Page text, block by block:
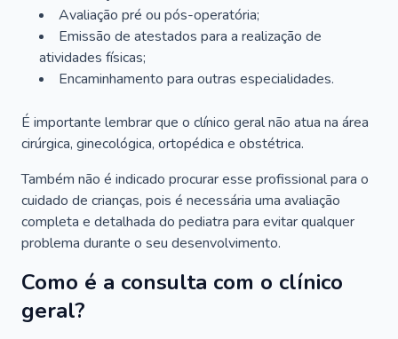
Avaliação pré ou pós-operatória;
Emissão de atestados para a realização de
atividades físicas;
Encaminhamento para outras especialidades.
É importante lembrar que o clínico geral não atua na área
cirúrgica, ginecológica, ortopédica e obstétrica.
Também não é indicado procurar esse profissional para o
cuidado de crianças, pois é necessária uma avaliação
completa e detalhada do pediatra para evitar qualquer
problema durante o seu desenvolvimento.
Como é a consulta com o clínico
geral?